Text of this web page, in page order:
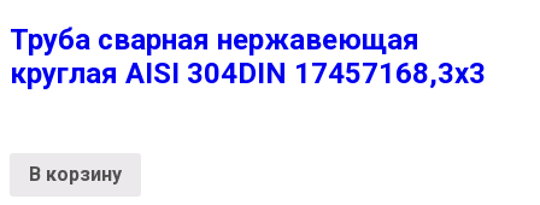
Труба сварная нержавеющая
круглая AISI 304DIN 17457168,3х3
В корзину